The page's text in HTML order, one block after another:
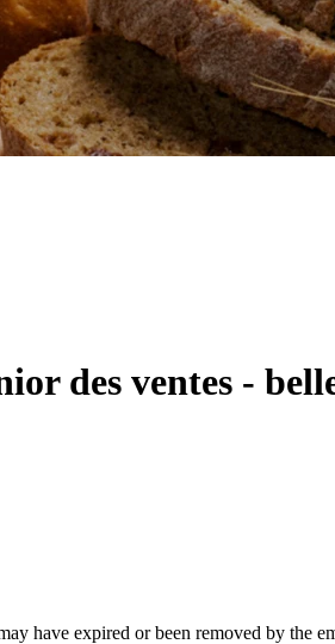
des ventes -
have expired or been removed by the